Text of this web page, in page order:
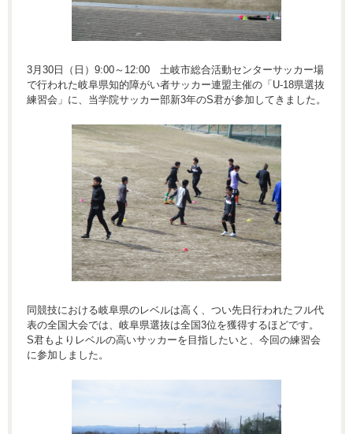
3月30日（日）9:00～12:00 土岐市総合活動センターサッカー場
で行われた岐阜県知的障がい者サッカー連盟主催の「U-18県選抜
練習会」に、当学院サッカー部新3年のS君が参加してきました。
同競技における岐阜県のレベルは高く、つい先日行われたフル代
表の全国大会では、岐阜県選抜は全国3位を獲得するほどです。
S君もよりレベルの高いサッカーを目指したいと、今回の練習会
に参加しました。